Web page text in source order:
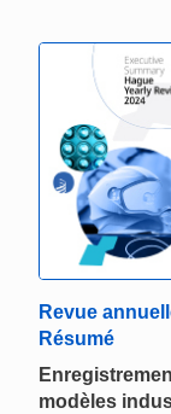
Revue
Résumé
modèles